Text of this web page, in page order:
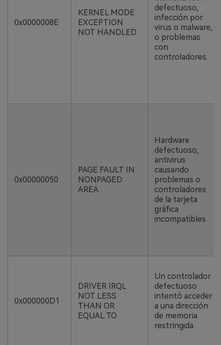
0x0000008E
KERNEL MODE
EXCEPTION
NOT HANDLED
defectuoso,
infección por
virus o malware,
o problemas
con
controladores.
0x00000050
PAGE FAULT IN
NONPAGED
AREA
Hardware
defectuoso,
antivirus
causando
problemas o
controladores
de la tarjeta
gráfica
incompatibles.
0x000000D1
DRIVER IRQL
NOT LESS
THAN OR
EQUAL TO
Un controlador
defectuoso
intentó acceder
a una dirección
de memoria
restringida.